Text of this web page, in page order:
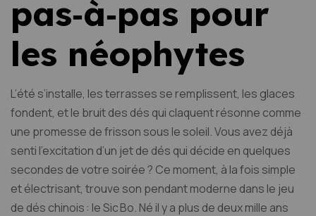
pas‑à‑pas pour
les néophytes
L’été s’installe, les terrasses se remplissent, les glaces
fondent, et le bruit des dés qui claquent résonne comme
une promesse de frisson sous le soleil. Vous avez déjà
senti l’excitation d’un jet de dés qui décide en quelques
secondes de votre soirée ? Ce moment, à la fois simple
et électrisant, trouve son pendant moderne dans le jeu
de dés chinois : le Sic Bo. Né il y a plus de deux mille ans